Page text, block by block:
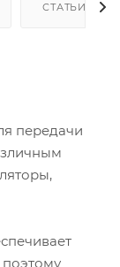
СТАТЬИ
передачи